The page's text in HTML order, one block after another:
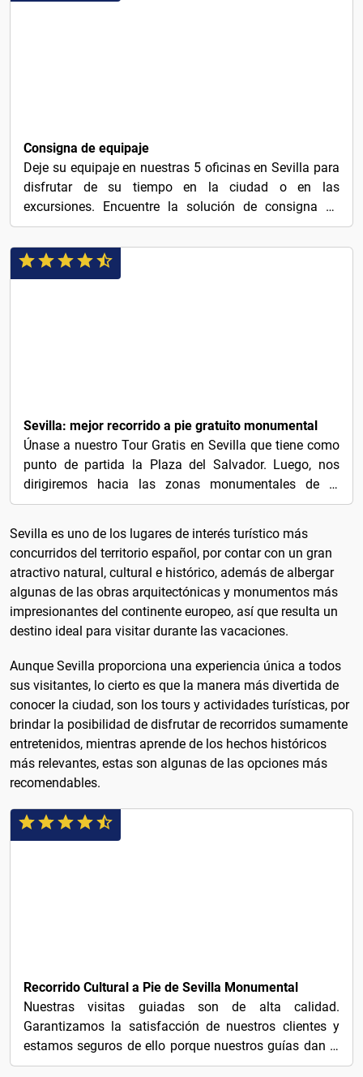
Consigna de equipaje
Deje su equipaje en nuestras 5 oficinas en Sevilla para
disfrutar de su tiempo en la ciudad o en las
excursiones. Encuentre la solución de consigna de
equipaje...
Sevilla: mejor recorrido a pie gratuito monumental
Únase a nuestro Tour Gratis en Sevilla que tiene como
punto de partida la Plaza del Salvador. Luego, nos
dirigiremos hacia las zonas monumentales de la
ciudad...
Sevilla es uno de los lugares de interés turístico más
concurridos del territorio español, por contar con un gran
atractivo natural, cultural e histórico, además de albergar
algunas de las obras arquitectónicas y monumentos más
impresionantes del continente europeo, así que resulta un
destino ideal para visitar durante las vacaciones.
Aunque Sevilla proporciona una experiencia única a todos
sus visitantes, lo cierto es que la manera más divertida de
conocer la ciudad, son los tours y actividades turísticas, por
brindar la posibilidad de disfrutar de recorridos sumamente
entretenidos, mientras aprende de los hechos históricos
más relevantes, estas son algunas de las opciones más
recomendables.
Recorrido Cultural a Pie de Sevilla Monumental
Nuestras visitas guiadas son de alta calidad.
Garantizamos la satisfacción de nuestros clientes y
estamos seguros de ello porque nuestros guías dan el
100%...